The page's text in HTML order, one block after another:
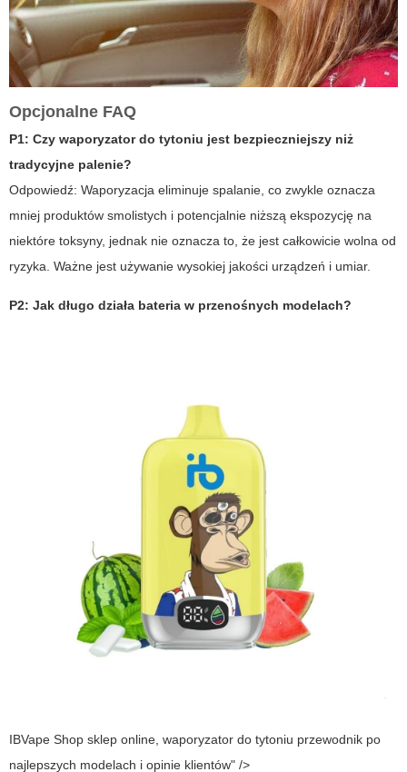
Opcjonalne FAQ
P1: Czy waporyzator do tytoniu jest bezpieczniejszy niż
tradycyjne palenie?
Odpowiedź: Waporyzacja eliminuje spalanie, co zwykle oznacza
mniej produktów smolistych i potencjalnie niższą ekspozycję na
niektóre toksyny, jednak nie oznacza to, że jest całkowicie wolna od
ryzyka. Ważne jest używanie wysokiej jakości urządzeń i umiar.
P2: Jak długo działa bateria w przenośnych modelach?
IBVape Shop sklep online, waporyzator do tytoniu przewodnik po
najlepszych modelach i opinie klientów" />